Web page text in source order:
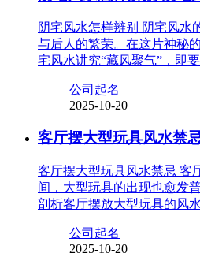
阴宅风水怎样辨别 阴宅风水
与后人的繁荣。在这片神秘
宅风水讲究“藏风聚气”，即
公司起名
2025-10-20
客厅摆大型玩具风水禁
客厅摆大型玩具风水禁忌 客
间，大型玩具的出现也愈发
剖析客厅摆放大型玩具的风
公司起名
2025-10-20